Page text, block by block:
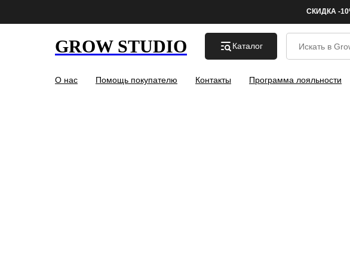
СКИДКА -
GROW STUDIO Каталог
О нас Помощь покупателю Контакты Программа лояльности